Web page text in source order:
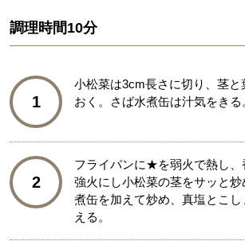
調理時間10分
1
小松菜は3cm長さに切り、茎と
おく。さば水煮缶は汁気をきる
2
フライパンに★を弱火で熱し、
強火にし小松菜の茎をサッと
煮缶を加えて炒め、真塩とこ
える。